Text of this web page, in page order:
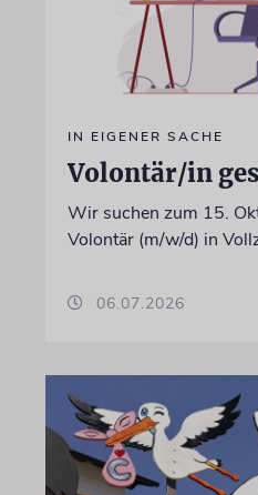
IN EIGENER SACHE
Volontär/in
Wir suchen zum 15.
Volontär (m/w/d) in
06.07.2026